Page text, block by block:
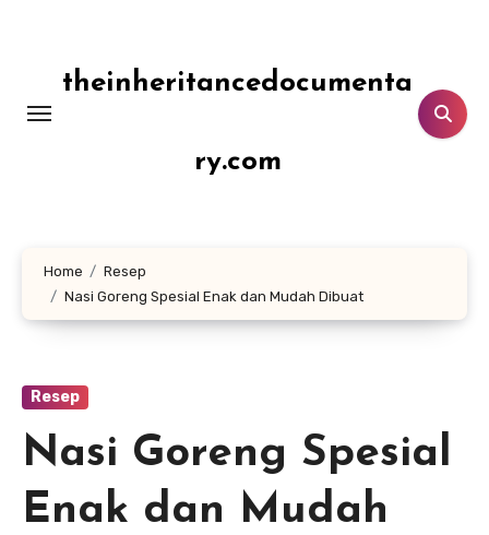
theinheritancedocumenta
ry.com
Home
Resep
Nasi Goreng Spesial Enak dan Mudah Dibuat
Resep
Nasi Goreng Spesial
Enak dan Mudah